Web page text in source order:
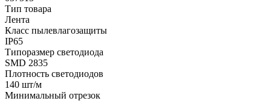
Тип товара
Лента
Класс пылевлагозащиты
IP65
Типоразмер светодиода
SMD 2835
Плотность светодиодов
140 шт/м
Минимальный отрезок